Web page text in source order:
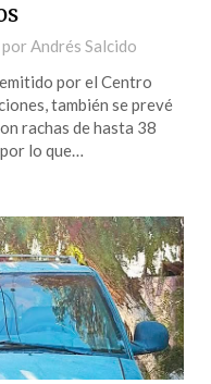
por Andrés Salcido
por el Centro
también se prevé
rachas de hasta 38
lo que…